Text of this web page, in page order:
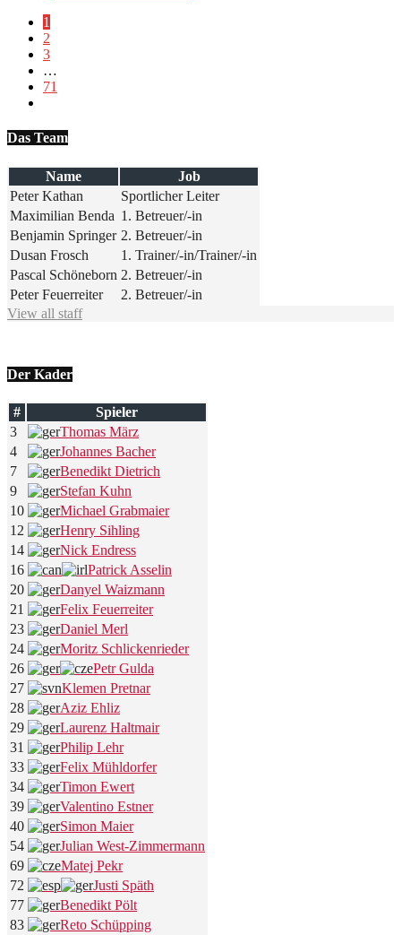
1
2
3
…
71
Das Team
Name
Job
Peter Kathan
Sportlicher Leiter
Maximilian Benda 1. Betreuer/-in
Benjamin Springer 2. Betreuer/-in
Dusan Frosch
1. Trainer/-in/Trainer/-in
Pascal Schöneborn 2. Betreuer/-in
Peter Feuerreiter
2. Betreuer/-in
View all staff
Der Kader
#
Spieler
3
Thomas März
4
Johannes Bacher
7
Benedikt Dietrich
9
Stefan Kuhn
10
Michael Grabmaier
12
Henry Sihling
14
Nick Endress
16
Patrick Asselin
20
Danyel Waizmann
21
Felix Feuerreiter
23
Daniel Merl
24
Moritz Schlickenrieder
26
Petr Gulda
27
Klemen Pretnar
28
Aziz Ehliz
29
Laurenz Haltmair
31
Philip Lehr
33
Felix Mühldorfer
34
Timon Ewert
39
Valentino Estner
40
Simon Maier
54
Julian West-Zimmermann
69
Matej Pekr
72
Justi Späth
77
Benedikt Pölt
83
Reto Schüpping